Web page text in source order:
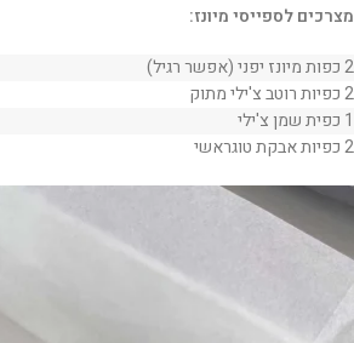
מצרכים לספייסי מיונז:
2 כפות מיונז יפני (אפשר רגיל)
2 כפיות רוטב צ'ילי מתוק
1 כפית שמן צ'ילי
2 כפיות אבקת טוגראשי